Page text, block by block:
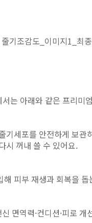
는 아래와 같은 프리미
기세포를 안전하게 보관
시 꺼내 쓸 수 있어요.
피부 재생과 회복을
면역력·컨디션·피로